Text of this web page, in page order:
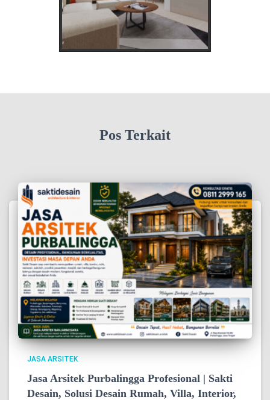
Pos Terkait
JASA ARSITEK
Jasa Arsitek Purbalingga Profesional | Sakti
Desain, Solusi Desain Rumah, Villa, Interior,